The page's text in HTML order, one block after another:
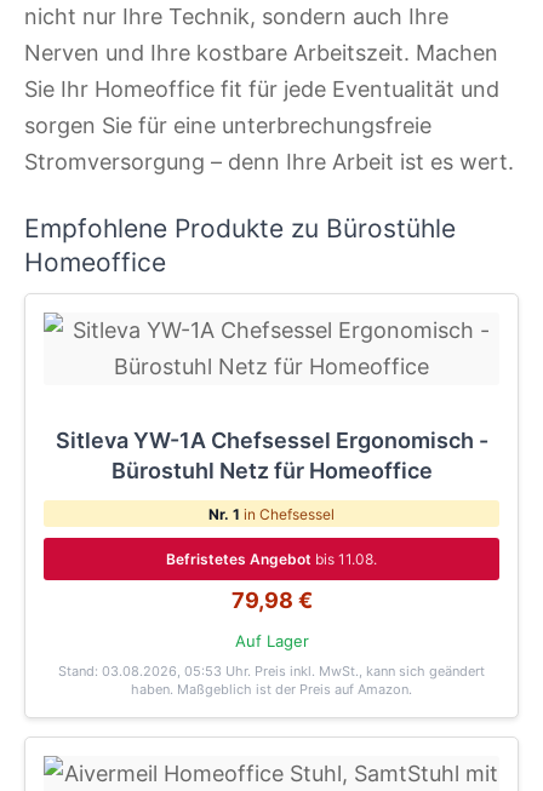
nicht nur Ihre Technik, sondern auch Ihre
Nerven und Ihre kostbare Arbeitszeit. Machen
Sie Ihr Homeoffice fit für jede Eventualität und
sorgen Sie für eine unterbrechungsfreie
Stromversorgung – denn Ihre Arbeit ist es wert.
Empfohlene Produkte zu Bürostühle
Homeoffice
Sitleva YW-1A Chefsessel Ergonomisch -
Bürostuhl Netz für Homeoffice
Nr. 1 in Chefsessel
Befristetes Angebot bis 11.08.
79,98 €
Auf Lager
Stand: 03.08.2026, 05:53 Uhr. Preis inkl. MwSt., kann sich geändert
haben. Maßgeblich ist der Preis auf Amazon.